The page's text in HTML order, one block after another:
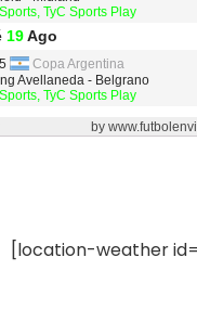
[location-weather